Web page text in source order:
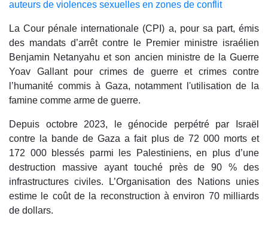
auteurs de violences sexuelles en zones de conflit
La Cour pénale internationale (CPI) a, pour sa part, émis
des mandats d’arrêt contre le Premier ministre israélien
Benjamin Netanyahu et son ancien ministre de la Guerre
Yoav Gallant pour crimes de guerre et crimes contre
l’humanité commis à Gaza, notamment l'utilisation de la
famine comme arme de guerre.
Depuis octobre 2023, le génocide perpétré par Israël
contre la bande de Gaza a fait plus de 72 000 morts et
172 000 blessés parmi les Palestiniens, en plus d’une
destruction massive ayant touché près de 90 % des
infrastructures civiles. L’Organisation des Nations unies
estime le coût de la reconstruction à environ 70 milliards
de dollars.